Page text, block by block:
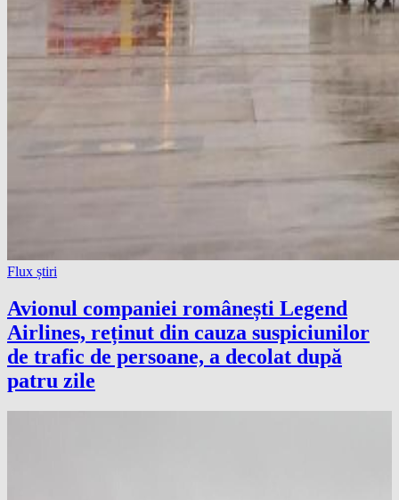
Flux știri
Avionul companiei românești Legend
Airlines, reținut din cauza suspiciunilor
de trafic de persoane, a decolat după
patru zile